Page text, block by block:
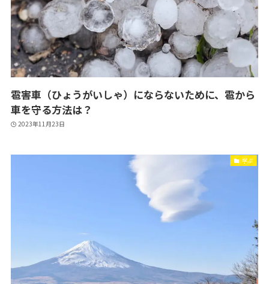
雹害車（ひょうがいしゃ）にならないために、雹から
車を守る方法は？
2023年11月23日
学ぶ